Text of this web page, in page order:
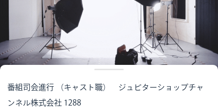
番組司会進行 （キャスト職） ジュピターショップチャ
ンネル株式会社 1288